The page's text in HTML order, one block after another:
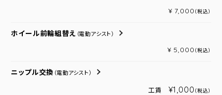
¥ 7,000 （税込）
ホイール前輪組替え （電動アシスト）
¥ 5,000 （税込）
ニップル交換 （電動アシスト）
工賃 ¥1,000 （税込）